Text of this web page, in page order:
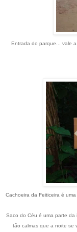
Entrada do parque... vale
Cachoeira da Feiticeira é
Saco do Céu é uma parte
tão calmas que a noite se